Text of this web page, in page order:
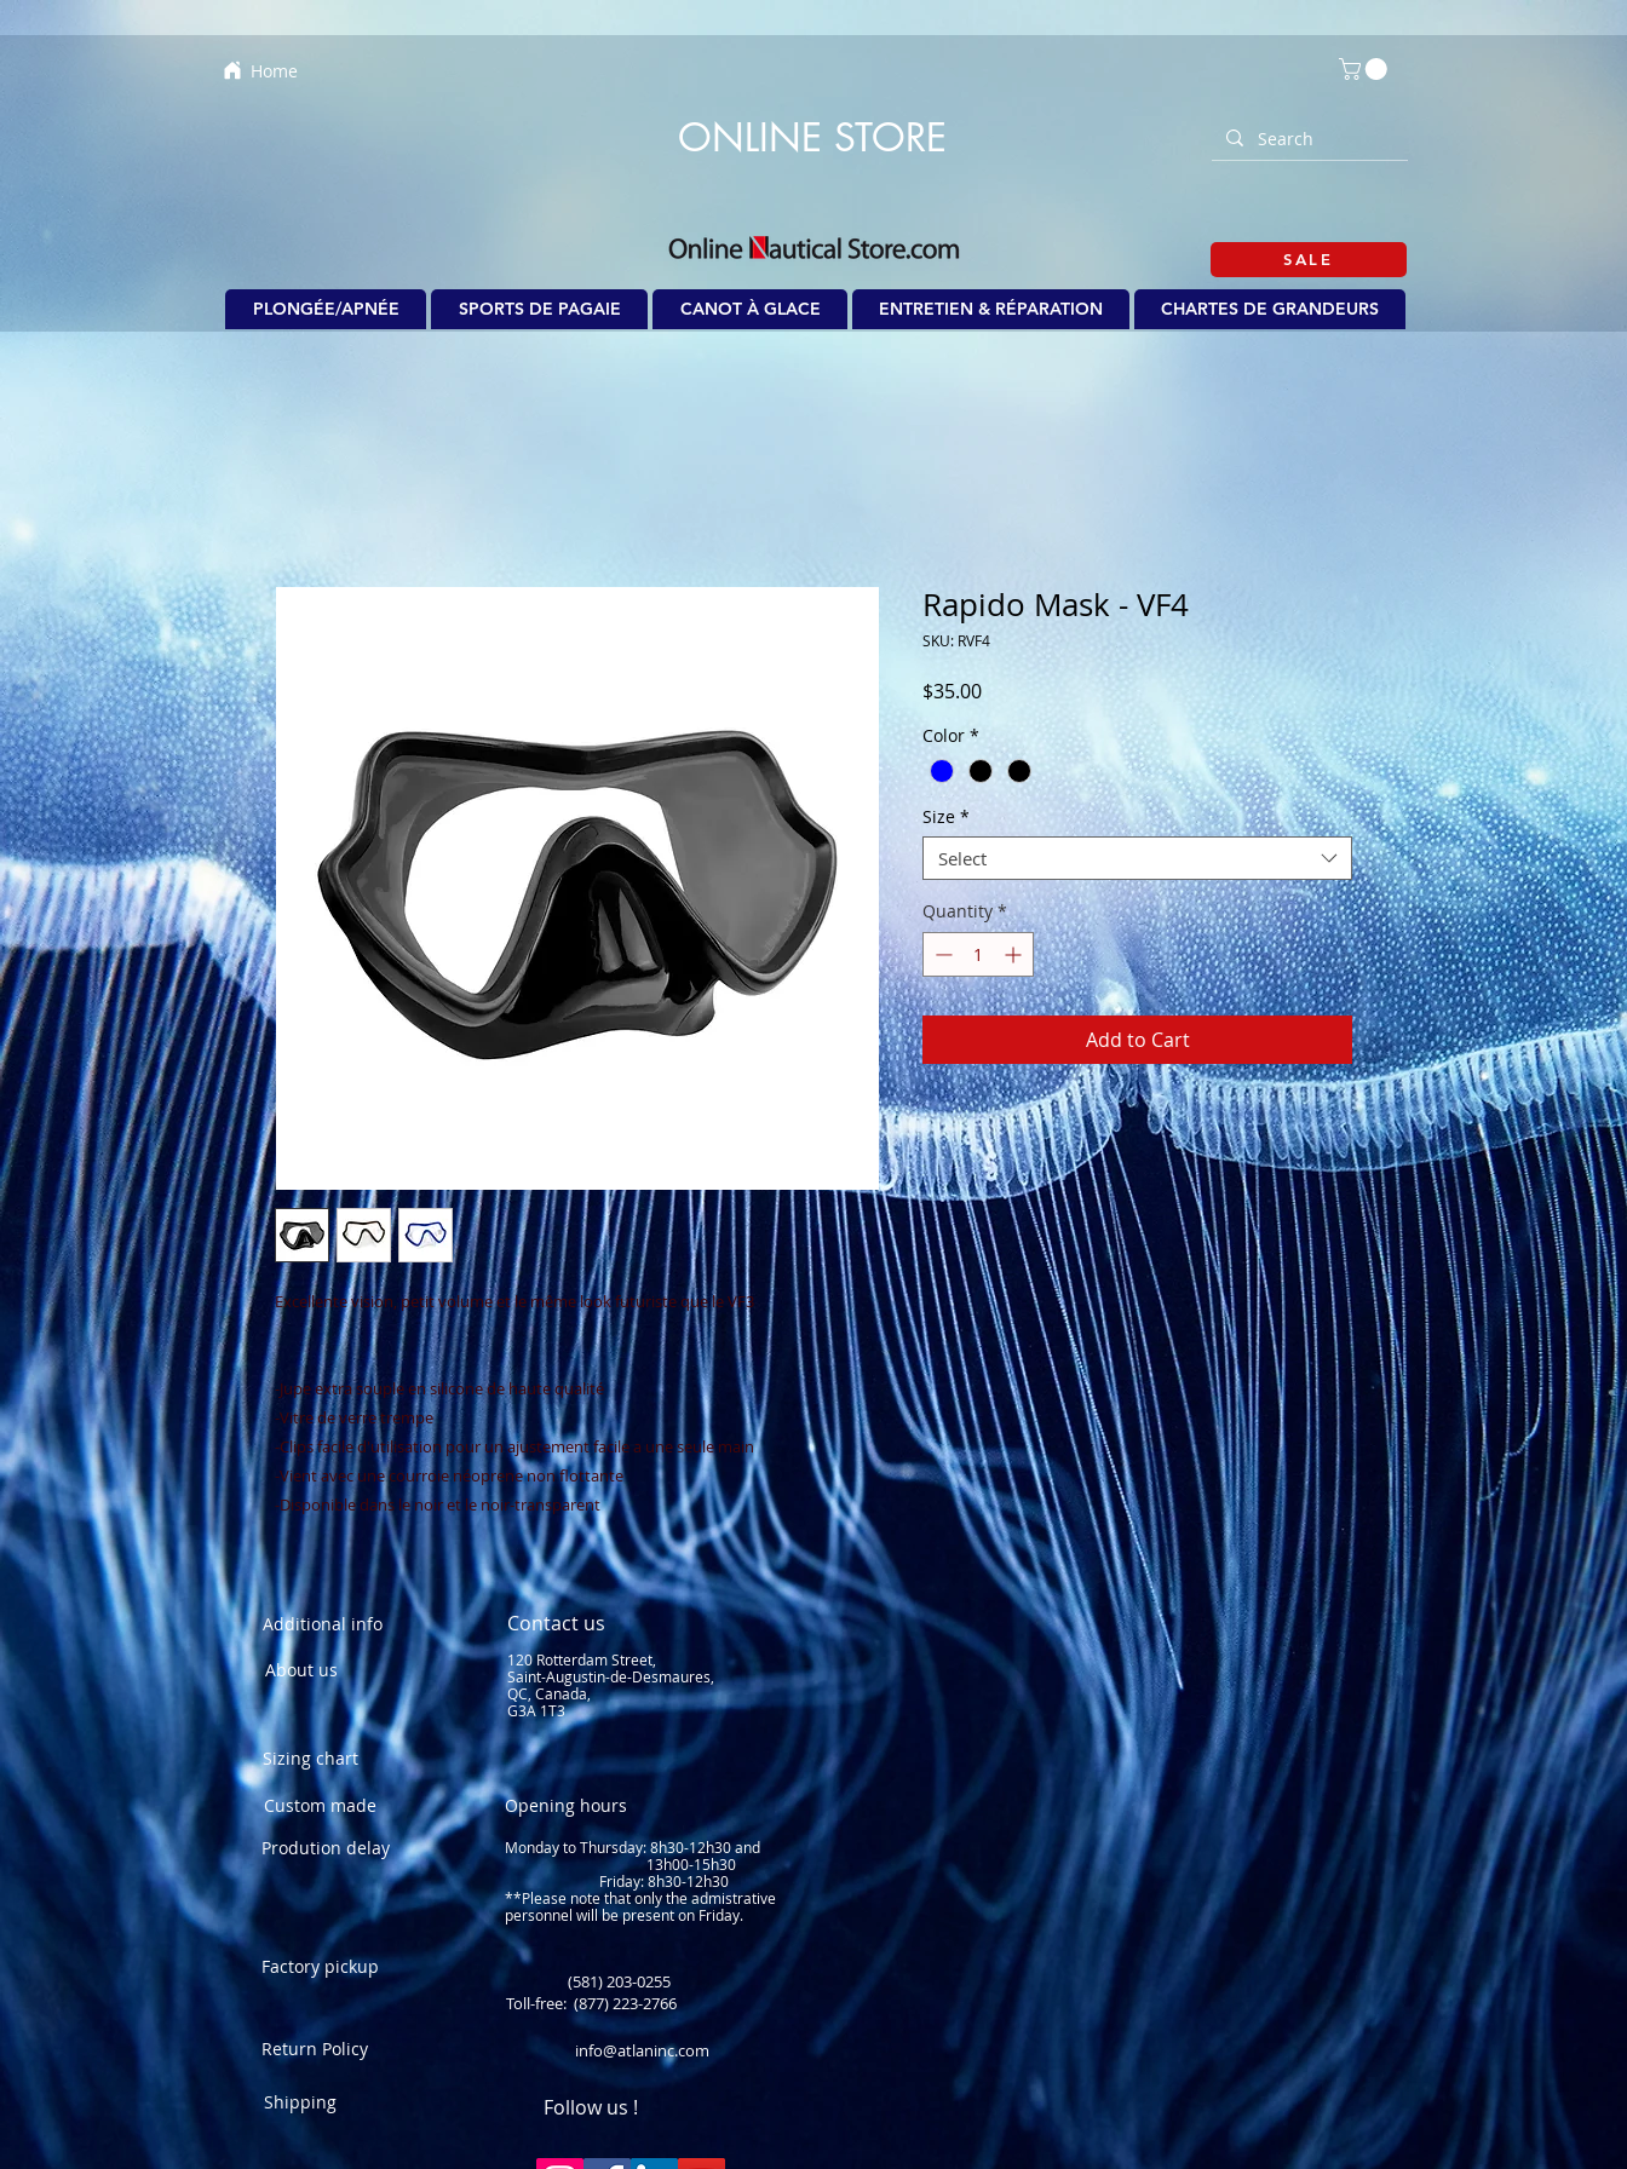
Home
ONLINE STORE
SALE
PLONGÉE/APNÉE SPORTS DE PAGAIE CANOT À GLACE ENTRETIEN & RÉPARATION CHARTES DE GRANDEURS
Excellente vision, petit volume et le même look futuriste que le VF3
-Jupe extra souple en silicone de haute qualité
-Vitre de verre trempe
-Clips facile d'utilisation pour un ajustement facile a une seule main
-Vient avec une courroie néoprene non flottante
-Disponible dans le noir et le noir-transparent
Rapido Mask - VF4
SKU: RVF4
$35.00Price
Color *
Size *
Select
Quantity *
Add to Cart
Additional info Contact us
About us
120 Rotterdam Street,
Saint-Augustin-de-Desmaures,
QC, Canada,
G3A 1T3
Sizing chart
Custom made
Prodution delay
Opening hours
Monday to Thursday: 8h30-12h30 and
13h00-15h30
Friday: 8h30-12h30
**Please note that only the admistrative
personnel will be present on Friday.​
Factory pickup
(581) 203-0255
Toll-free: (877) 223-2766
Return Policy info@atlaninc.com
Shipping Follow us !